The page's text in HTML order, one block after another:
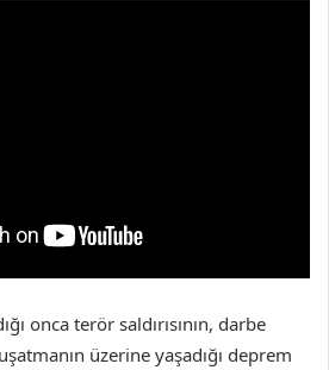
onca terör saldırısının, darbe
üzerine yaşadığı deprem